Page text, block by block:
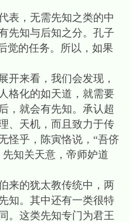
表，无需先知之类的中
先知与后知之分。孔子
觉的任务。所以，如果
开来看，我们会发现，
格化的如天道，就需要
，就会有先知。承认超
、天机，而且致力于传
怪乎，陈寅恪说，“吾侪
知关天意，帝师妒道
来的犹太教传统中，两
知。其中还有一类很特
。这类先知专门为君王